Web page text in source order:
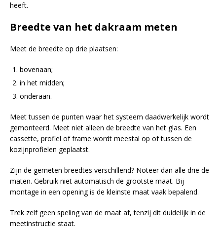
heeft.
Breedte van het dakraam meten
Meet de breedte op drie plaatsen:
bovenaan;
in het midden;
onderaan.
Meet tussen de punten waar het systeem daadwerkelijk wordt
gemonteerd. Meet niet alleen de breedte van het glas. Een
cassette, profiel of frame wordt meestal op of tussen de
kozijnprofielen geplaatst.
Zijn de gemeten breedtes verschillend? Noteer dan alle drie de
maten. Gebruik niet automatisch de grootste maat. Bij
montage in een opening is de kleinste maat vaak bepalend.
Trek zelf geen speling van de maat af, tenzij dit duidelijk in de
meetinstructie staat.